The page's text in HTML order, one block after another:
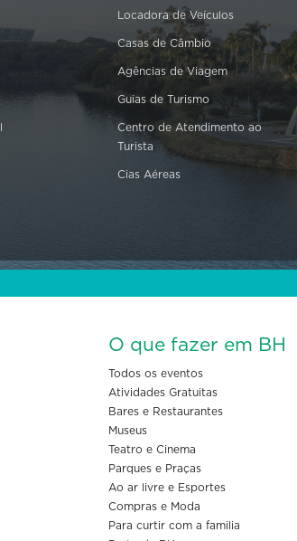
Locadora de Veículos
Casas de Câmbio
Agências de Viagem
Guias de Turismo
Centro de Atendimento ao
Turista
Cias Aéreas
O que fazer em BH
Todos os eventos
Atividades Gratuitas
Bares e Restaurantes
Museus
Teatro e Cinema
Parques e Praças
Ao ar livre e Esportes
Compras e Moda
Para curtir com a familia